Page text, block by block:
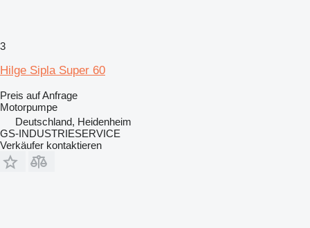
3
Hilge Sipla Super 60
Preis auf Anfrage
Motorpumpe
Deutschland, Heidenheim
GS-INDUSTRIESERVICE
Verkäufer kontaktieren